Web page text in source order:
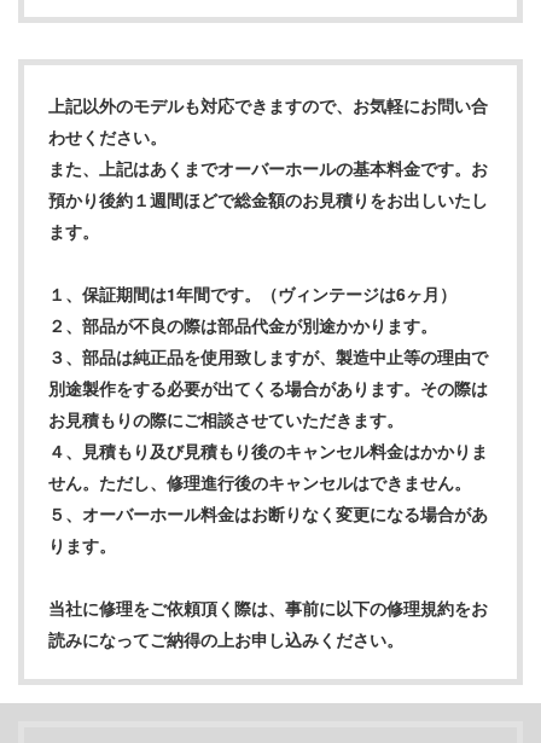
上記以外のモデルも対応できますので、お気軽にお問い合
わせください。
また、上記はあくまでオーバーホールの基本料金です。お
預かり後約１週間ほどで総金額のお見積りをお出しいたし
ます。
１、保証期間は1年間です。（ヴィンテージは6ヶ月）
２、部品が不良の際は部品代金が別途かかります。
３、部品は純正品を使用致しますが、製造中止等の理由で
別途製作をする必要が出てくる場合があります。その際は
お見積もりの際にご相談させていただきます。
４、見積もり及び見積もり後のキャンセル料金はかかりま
せん。ただし、修理進行後のキャンセルはできません。
５、オーバーホール料金はお断りなく変更になる場合があ
ります。
当社に修理をご依頼頂く際は、事前に以下の修理規約をお
読みになってご納得の上お申し込みください。